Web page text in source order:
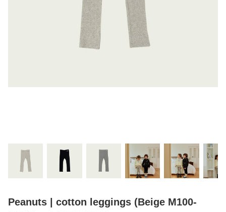
Peanuts | cotton leggings (Beige M100-